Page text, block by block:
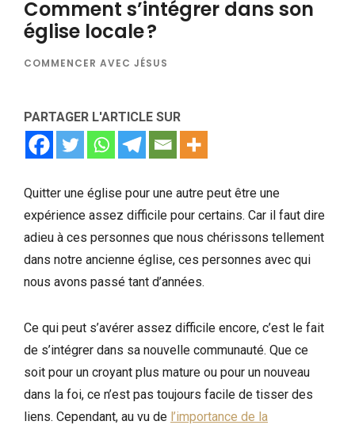
Comment s’intégrer dans son
église locale ?
COMMENCER AVEC JÉSUS
PARTAGER L'ARTICLE SUR
Quitter une église pour une autre peut être une
expérience assez difficile pour certains. Car il faut dire
adieu à ces personnes que nous chérissons tellement
dans notre ancienne église, ces personnes avec qui
nous avons passé tant d’années.
Ce qui peut s’avérer assez difficile encore, c’est le fait
de s’intégrer dans sa nouvelle communauté. Que ce
soit pour un croyant plus mature ou pour un nouveau
dans la foi, ce n’est pas toujours facile de tisser des
liens. Cependant, au vu de l’importance de la